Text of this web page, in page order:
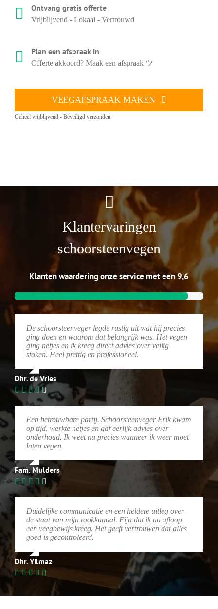
Ontvang gratis offerte
Vrijblijvend - Lokaal - Vertrouwd
Plan een afspraak in
Offerte akkoord? Maak een afspraak ツ
VEEGAFSPRAAK MAKEN
Geheel vrijblijvend - Beveiligd verzonden
Klantervaringen
schoorsteenvegen
Klanten waardering onze service met een 9,6
De schoorsteenveger legde rustig uit wat hij precies
ging doen en waarom dat belangrijk was. Het vegen
ging netjes en ik kreeg direct advies over veilig
stoken. Heel prettig en professioneel.
Dhr. de Vries
Een betrouwbare partij. Schoorsteenveger Erik kwam
op tijd, werkte netjes en gaf eerlijk advies over
onderhoud. Ik weet nu precies wanneer ik weer moet
laten vegen.
Fam. Mulders
Duidelijke communicatie en een heldere uitleg over
de staat van mijn rookkanaal. Fijn dat ik na afloop
een veegbewijs kreeg. Het geeft vertrouwen dat alles
goed is gecontroleerd.
Dhr. Yilmaz